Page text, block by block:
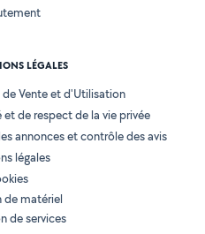
LÉGALES
Vente et d'Utilisation
de respect de la vie privée
annonces et contrôle des avis
légales
de matériel
de services